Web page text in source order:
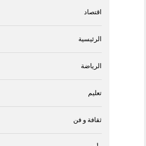
اقتصاد
الرئيسية
الرياضة
تعليم
ثقافة و فن